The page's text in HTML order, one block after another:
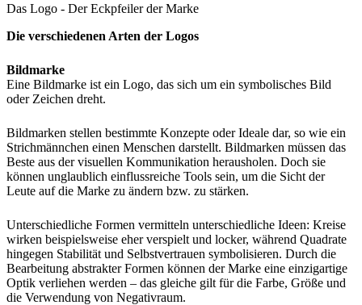
Das Logo - Der Eckpfeiler der Marke
Die verschiedenen Arten der Logos
Bildmarke
Eine Bildmarke ist ein Logo, das sich um ein symbolisches Bild
oder Zeichen dreht.
Bildmarken stellen bestimmte Konzepte oder Ideale dar, so wie ein
Strichmännchen einen Menschen darstellt. Bildmarken müssen das
Beste aus der visuellen Kommunikation herausholen. Doch sie
können unglaublich einflussreiche Tools sein, um die Sicht der
Leute auf die Marke zu ändern bzw. zu stärken.
Unterschiedliche Formen vermitteln unterschiedliche Ideen: Kreise
wirken beispielsweise eher verspielt und locker, während Quadrate
hingegen Stabilität und Selbstvertrauen symbolisieren. Durch die
Bearbeitung abstrakter Formen können der Marke eine einzigartige
Optik verliehen werden – das gleiche gilt für die Farbe, Größe und
die Verwendung von Negativraum.